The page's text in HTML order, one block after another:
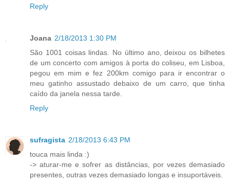
Reply
Joana 2/18/2013 1:30 PM
São 1001 coisas lindas. No último ano, deixou os bilhetes
de um concerto com amigos à porta do coliseu, em Lisboa,
pegou em mim e fez 200km comigo para ir encontrar o
meu gatinho assustado debaixo de um carro, que tinha
caído da janela nessa tarde.
Reply
sufragista 2/18/2013 6:43 PM
touca mais linda :)
-> aturar-me e sofrer as distâncias, por vezes demasiado
presentes, outras vezes demasiado longas e insuportáveis.